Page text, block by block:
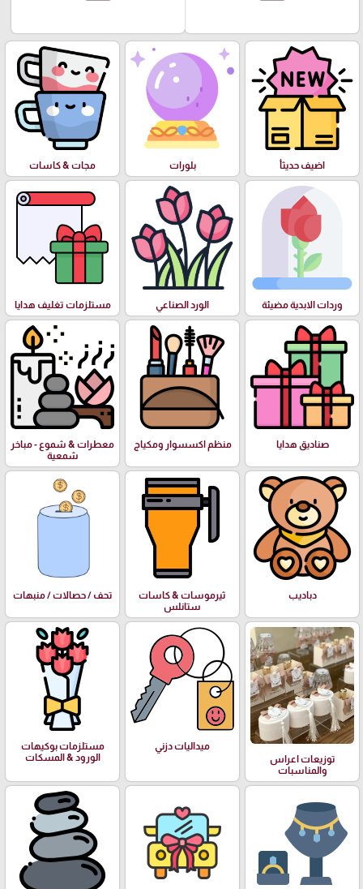
اضيف حديثأ بلورات مجات & كاسات
وردات الابدية مضيئة الورد الصناعي مستلزمات تغليف هدايا
صناديق هدايا منظم اكسسوار ومكياج
معطرات & شموع - مباخر
شمعية
دباديب
ثيرموسات & كاسات
ستانلس
تحف / حصالات / منبهات
توزيعات اعراس
والمناسبات
ميداليات دزني
مستلزمات بوكيهات
الورود & المسكات